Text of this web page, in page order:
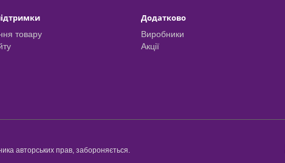
товару
Додатково
Виробники
Акції
авторських прав, забороняється.